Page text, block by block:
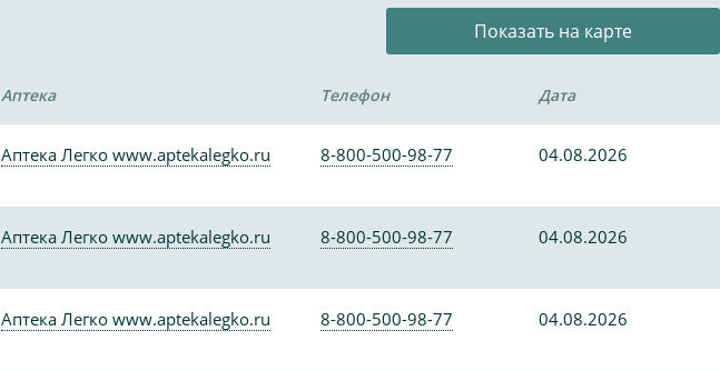
Показать на карте
Аптека Телефон Дата
Аптека Легко www.aptekalegko.ru 8-800-500-98-77 04.08.2026
Аптека Легко www.aptekalegko.ru 8-800-500-98-77 04.08.2026
Аптека Легко www.aptekalegko.ru 8-800-500-98-77 04.08.2026